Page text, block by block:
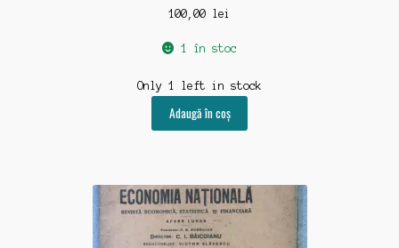
100,00 lei
1 în stoc
Only 1 left in stock
Adaugă în coș